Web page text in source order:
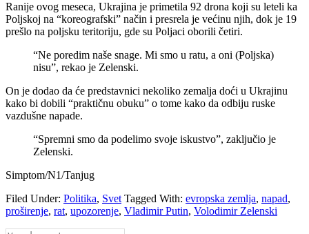
Ranije ovog meseca, Ukrajina je primetila 92 drona koji su leteli ka
Poljskoj na “koreografski” način i presrela je većinu njih, dok je 19
prešlo na poljsku teritoriju, gde su Poljaci oborili četiri.
“Ne poredim naše snage. Mi smo u ratu, a oni (Poljska)
nisu”, rekao je Zelenski.
On je dodao da će predstavnici nekoliko zemalja doći u Ukrajinu
kako bi dobili “praktičnu obuku” o tome kako da odbiju ruske
vazdušne napade.
“Spremni smo da podelimo svoje iskustvo”, zaključio je
Zelenski.
Simptom/N1/Tanjug
Filed Under: Politika, Svet Tagged With: evropska zemlja, napad,
proširenje, rat, upozorenje, Vladimir Putin, Volodimir Zelenski